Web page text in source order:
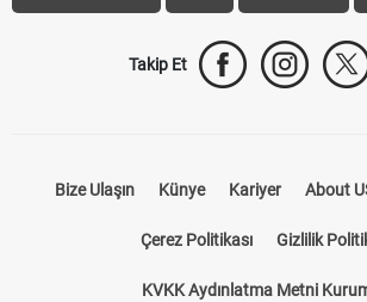
Trabzonspor Transfer Canlı İzle iddaa Sonuçları